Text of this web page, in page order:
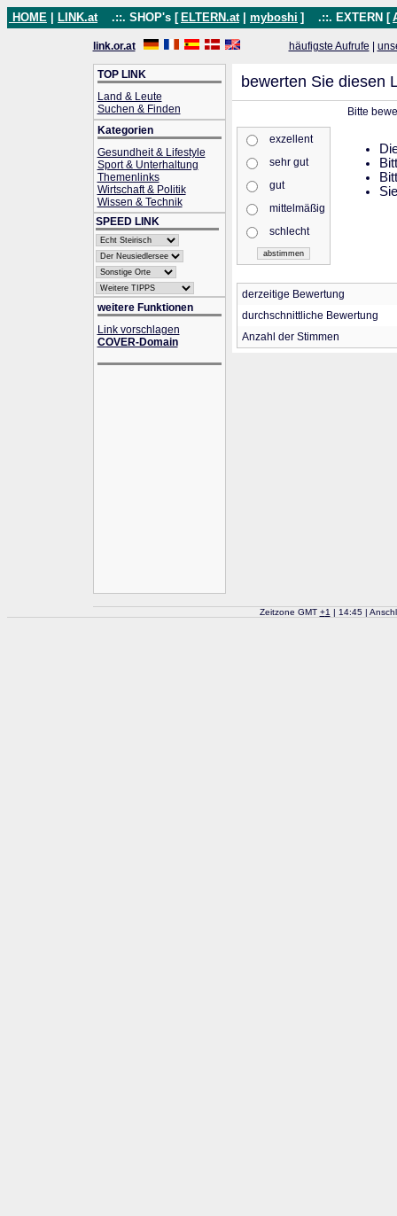
HOME LINK.at .::. SHOP's [ ELTERN.at myboshi ] .::. EXTERN [
link.or.at häufigste Aufrufe
TOP LINK
Land & Leute
Suchen & Finden
Kategorien
Gesundheit & Lifestyle
Sport & Unterhaltung
Themenlinks
Wirtschaft & Politik
Wissen & Technik
SPEED LINK
weitere Funktionen
Link vorschlagen
COVER-Domain
bewerten Sie diesen
Bitte
exzellent
sehr gut
gut
mittelmäßig
schlecht
derzeitige Bewertung
durchschnittliche Bewertung
Anzahl der Stimmen
Zeitzone GMT +1 | 14:45 |